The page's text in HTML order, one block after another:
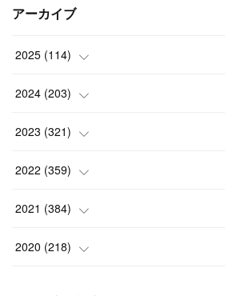
アーカイブ
2025 (114)
(1)
(8)
(6)
(9 )
( 5 )
2024 (203)
(24)
(10)
(18)
(17)
2023 (321)
(25)
(17)
(35)
2022 (359)
(42)
(37)
2021 (384)
(9)
2020 (218)